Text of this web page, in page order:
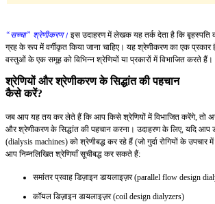
“सच्चा” श्रेणीकरण। इस उदाहरण में लेखक यह तर्क देता है कि बृहस्पति
ग्रह के रूप में वर्गीकृत किया जाना चाहिए। यह श्रेणीकरण का एक
वस्तुओं के एक समूह को विभिन्न श्रेणियों या प्रकारों में विभाजित करते हैं।
श्रेणियों और श्रेणीकरण के सिद्धांत की पहचान
कैसे करें?
जब आप यह तय कर लेते हैं कि आप किसे श्रेणियों में विभाजित करेंगे, तो
और श्रेणीकरण के सिद्धांत की पहचान करना। उदाहरण के लिए, यदि आप
(dialysis machines) को श्रेणीबद्ध कर रहे हैं (जो गुर्दा रोगियों के उपचार
आप निम्नलिखित श्रेणियाँ सूचीबद्ध कर सकते हैं:
समांतर प्रवाह डिज़ाइन डायलाइज़र (parallel flow design
कॉयल डिज़ाइन डायलाइज़र (coil design dialyzers)